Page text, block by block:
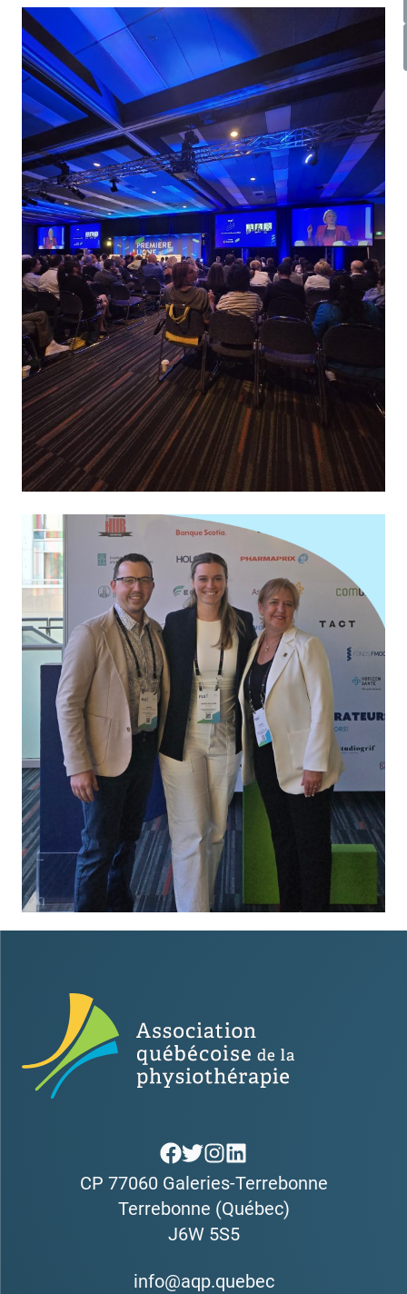
CP 77060 Galeries-Terrebonne
Terrebonne (Québec)
J6W 5S5
info@aqp.quebec